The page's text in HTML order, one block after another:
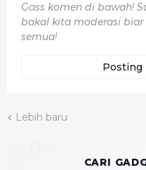
Gass komen di bawah!
bakal kita moderasi
semua!
Posting
Lebih baru
CARI